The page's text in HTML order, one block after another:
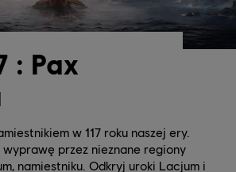
: Pax
w 117 roku naszej ery.
wyprawę przez nieznane regiony
namiestniku. Odkryj uroki Lacjum i